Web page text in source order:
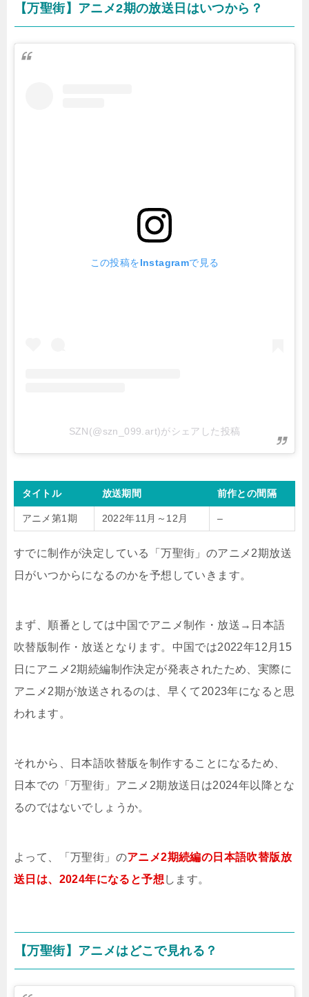
【万聖街】アニメ2期の放送日はいつから？
この投稿をInstagramで見る
SZN(@szn_099.art)がシェアした投稿
タイトル 放送期間 前作との間隔
アニメ第1期 2022年11月～12月 –
すでに制作が決定している「万聖街」のアニメ2期放送
日がいつからになるのかを予想していきます。
まず、順番としては中国でアニメ制作・放送→日本語
吹替版制作・放送となります。中国では2022年12月15
日にアニメ2期続編制作決定が発表されたため、実際に
アニメ2期が放送されるのは、早くて2023年になると思
われます。
それから、日本語吹替版を制作することになるため、
日本での「万聖街」アニメ2期放送日は2024年以降とな
るのではないでしょうか。
よって、「万聖街」のアニメ2期続編の日本語吹替版放
送日は、2024年になると予想 します。
【万聖街】アニメはどこで見れる？